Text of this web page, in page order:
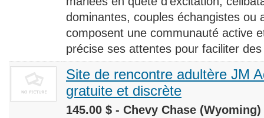
dominantes, couples échangistes ou
composent une communauté active
précise ses attentes pour faciliter
Site de rencontre adultère JM
gratuite et discrète
145.00 $ - Chevy Chase (Wyoming)